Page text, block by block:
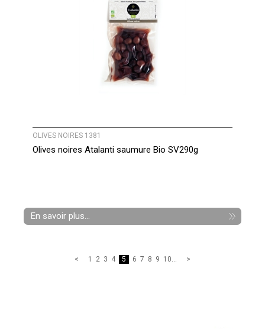
OLIVES NOIRES 1381
Olives noires Atalanti saumure Bio SV290g
En savoir plus...
1 2 3 4 5 6 7 8 9 10...